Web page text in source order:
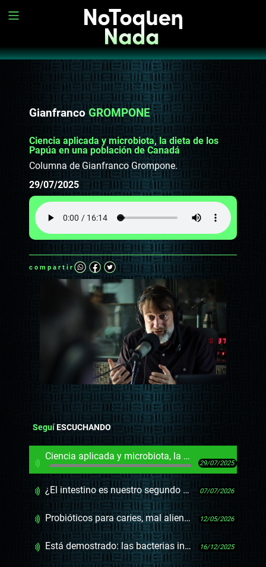
GianfrancoGROMPONE
Ciencia aplicada y microbiota, la dieta de los
Papúa en una población de Canadá
Columna de Gianfranco Grompone.
29/07/2025
compartir
SeguíESCUCHANDO
Ciencia aplicada y microbiota, la dieta de los Papúa en una población de Canadá
29/07/2025
¿El intestino es nuestro segundo cerebro o es el primero? 07/07/2026
Probióticos para caries, mal aliento y gingivitis 12/05/2026
Está demostrado: las bacterias intestinales producen serotonina y pueden mejorar nuestro humor 16/12/2025